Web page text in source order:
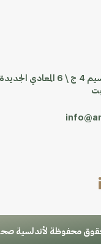
شارع الاسلكي تقسيم 4 ج \
محفوظة لأندلسية صحة ©